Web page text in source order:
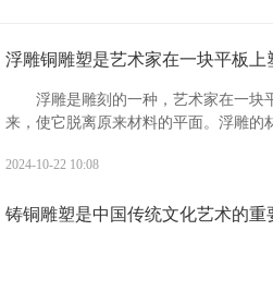
浮雕铜雕塑是艺术家在一块平板上
浮雕是雕刻的一种，艺术家在一块
来，使它脱离原来材料的平面。浮雕的
时也指表现形式。
2024-10-22 10:08
铸铜雕塑是中国传统文化艺术的重